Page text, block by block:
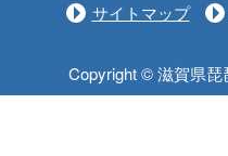
サイトマップ
Copyright © 滋賀県